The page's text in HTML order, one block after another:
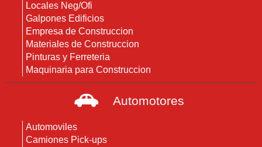
Locales Neg/Ofi
Galpones Edificios
Empresa de Construccion
Materiales de Construccion
Pinturas y Ferreteria
Maquinaria para Construccion
Automotores
Automoviles
Camiones Pick-ups